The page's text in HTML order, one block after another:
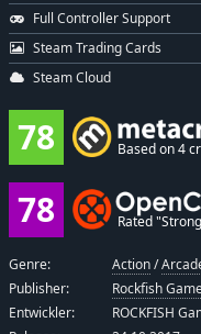
Full Controller Support
Steam Trading Cards
Steam Cloud
78 Based on 4
78 Rated
Genre: Action/
Publisher:
Rockfish
Entwickler:
ROCKFISH